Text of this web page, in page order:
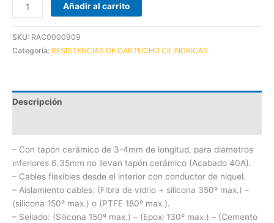
Añadir al carrito
SKU: RAC0000909
Categoría: RESISTENCIAS DE CARTUCHO CILINDRICAS
Descripción
– Con tapón cerámico de 3-4mm de longitud, para diametros
inferiores 6.35mm no llevan tapón cerámico (Acabado 40A).
– Cables flexibles desde el interior con conductor de niquel.
– Aislamiento cables: (Fibra de vidrio + silicona 350º max.) –
(silicona 150º max.) o (PTFE 180º max.).
– Sellado: (Silicona 150º max.) – (Epoxi 130º max.) – (Cemento